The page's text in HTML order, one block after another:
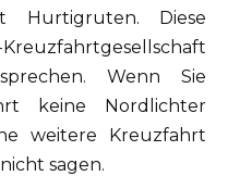
Hurtigruten. Diese
Wenn Sie
keine Nordlichter
weitere Kreuzfahrt
sagen.